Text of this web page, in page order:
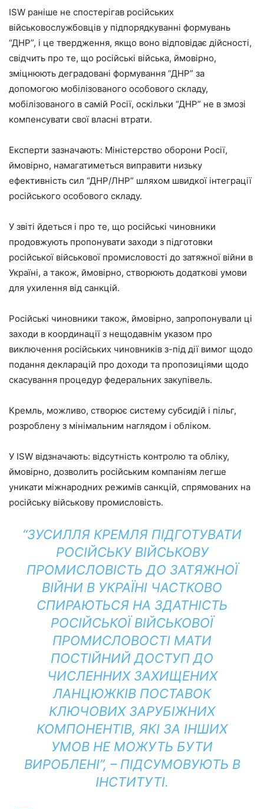
ISW раніше не спостерігав російських
військовослужбовців у підпорядкуванні формувань
“ДНР”, і це твердження, якщо воно відповідає дійсності,
свідчить про те, що російські війська, ймовірно,
зміцнюють деградовані формування “ДНР” за
допомогою мобілізованого особового складу,
мобілізованого в самій Росії, оскільки “ДНР” не в змозі
компенсувати свої власні втрати.
Експерти зазначають: Міністерство оборони Росії,
ймовірно, намагатиметься виправити низьку
ефективність сил “ДНР/ЛНР” шляхом швидкої інтеграції
російського особового складу.
У звіті йдеться і про те, що російські чиновники
продовжують пропонувати заходи з підготовки
російської військової промисловості до затяжної війни в
Україні, а також, ймовірно, створюють додаткові умови
для ухилення від санкцій.
Російські чиновники також, ймовірно, запропонували ці
заходи в координації з нещодавнім указом про
виключення російських чиновників з-під дії вимог щодо
подання декларацій про доходи та пропозиціями щодо
скасування процедур федеральних закупівель.
Кремль, можливо, створює систему субсидій і пільг,
розроблену з мінімальним наглядом і обліком.
У ISW відзначають: відсутність контролю та обліку,
ймовірно, дозволить російським компаніям легше
уникати міжнародних режимів санкцій, спрямованих на
російську військову промисловість.
“ЗУСИЛЛЯ КРЕМЛЯ ПІДГОТУВАТИ
РОСІЙСЬКУ ВІЙСЬКОВУ
ПРОМИСЛОВІСТЬ ДО ЗАТЯЖНОЇ
ВІЙНИ В УКРАЇНІ ЧАСТКОВО
СПИРАЮТЬСЯ НА ЗДАТНІСТЬ
РОСІЙСЬКОЇ ВІЙСЬКОВОЇ
ПРОМИСЛОВОСТІ МАТИ
ПОСТІЙНИЙ ДОСТУП ДО
ЧИСЛЕННИХ ЗАХИЩЕНИХ
ЛАНЦЮЖКІВ ПОСТАВОК
КЛЮЧОВИХ ЗАРУБІЖНИХ
КОМПОНЕНТІВ, ЯКІ ЗА ІНШИХ
УМОВ НЕ МОЖУТЬ БУТИ
ВИРОБЛЕНІ”, – ПІДСУМОВУЮТЬ В
ІНСТИТУТІ.